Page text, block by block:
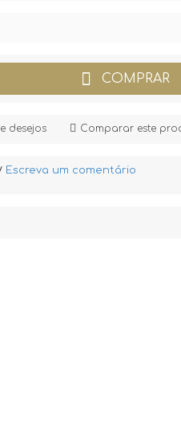
COMPRAR
desejos Comparar este
Escreva um comentário